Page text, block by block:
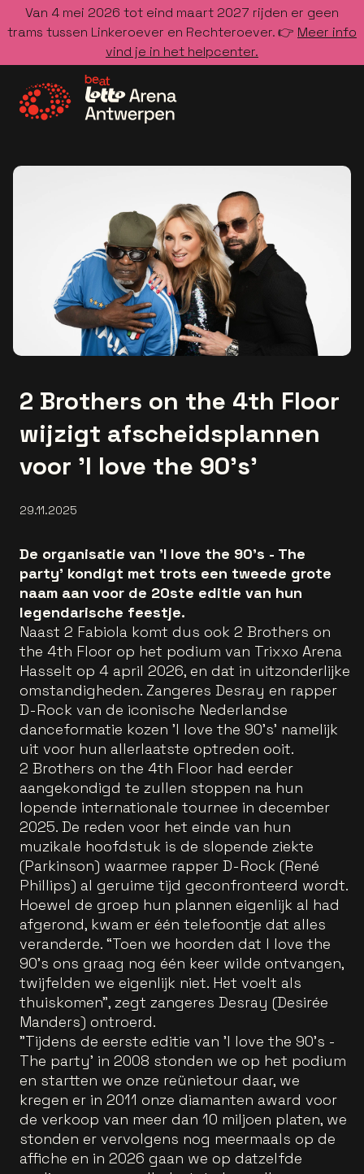
Van 4 mei 2026 tot eind maart 2027 rijden er geen
trams tussen Linkeroever en Rechteroever. 👉 Meer info
vind je in het helpcenter.
2 Brothers on the 4th Floor
wijzigt afscheidsplannen
voor 'I love the 90’s'
29.11.2025
De organisatie van 'I love the 90’s - The
party' kondigt met trots een tweede grote
naam aan voor de 20ste editie van hun
legendarische feestje.
Naast 2 Fabiola komt dus ook 2 Brothers on
the 4th Floor op het podium van Trixxo Arena
Hasselt op 4 april 2026, en dat in uitzonderlijke
omstandigheden. Zangeres Desray en rapper
D-Rock van de iconische Nederlandse
danceformatie kozen 'I love the 90’s' namelijk
uit voor hun allerlaatste optreden ooit.
2 Brothers on the 4th Floor had eerder
aangekondigd te zullen stoppen na hun
lopende internationale tournee in december
2025. De reden voor het einde van hun
muzikale hoofdstuk is de slopende ziekte
(Parkinson) waarmee rapper D-Rock (René
Phillips) al geruime tijd geconfronteerd wordt.
Hoewel de groep hun plannen eigenlijk al had
afgerond, kwam er één telefoontje dat alles
veranderde. “Toen we hoorden dat I love the
90’s ons graag nog één keer wilde ontvangen,
twijfelden we eigenlijk niet. Het voelt als
thuiskomen”, zegt zangeres Desray (Desirée
Manders) ontroerd.
"Tijdens de eerste editie van 'I love the 90’s -
The party' in 2008 stonden we op het podium
en startten we onze reünietour daar, we
kregen er in 2011 onze diamanten award voor
de verkoop van meer dan 10 miljoen platen, we
stonden er vervolgens nog meermaals op de
affiche en in 2026 gaan we op datzelfde